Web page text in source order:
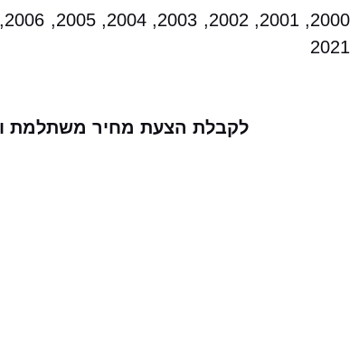
2021
לקבלת הצעת מחיר משתלמת